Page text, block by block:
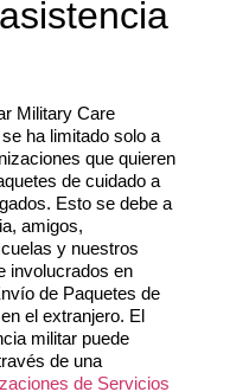
Military Care
ha limitado solo a
que quieren
de cuidado a
Esto se debe a
amigos,
y nuestros
involucrados en
de Paquetes de
el extranjero. El
militar puede
de una
de Servicios